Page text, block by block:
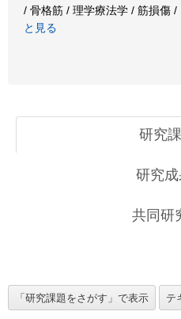
/ 骨格筋 / 理学療法学 / 筋損傷 /
と見る
研究
研究成
共同研